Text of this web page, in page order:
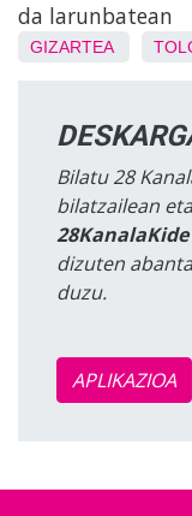
da larunbatean
GIZARTEA
Bilatu 28
bilatzailean
28KanalaKide
dizuten
duzu.
APLIKAZIOA